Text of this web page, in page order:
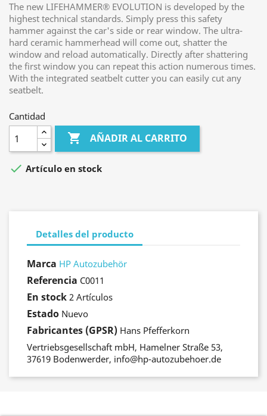
The new LIFEHAMMER® EVOLUTION is developed by the
highest technical standards. Simply press this safety
hammer against the car's side or rear window. The ultra-
hard ceramic hammerhead will come out, shatter the
window and reload automatically. Directly after shattering
the first window you can repeat this action numerous times.
With the integrated seatbelt cutter you can easily cut any
seatbelt.
Cantidad
 AÑADIR AL CARRITO
 Artículo en stock
Detalles del producto
Marca HP Autozubehör
Referencia C0011
En stock 2 Artículos
Estado Nuevo
Fabricantes (GPSR) Hans Pfefferkorn
Vertriebsgesellschaft mbH, Hamelner Straße 53,
37619 Bodenwerder, info@hp-autozubehoer.de